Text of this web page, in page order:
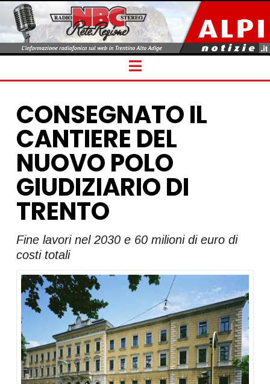
Navigation
CONSEGNATO IL
CANTIERE DEL
NUOVO POLO
GIUDIZIARIO DI
TRENTO
Fine lavori nel 2030 e 60 milioni di euro di
costi totali